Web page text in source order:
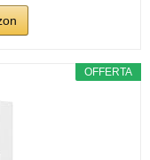
OFFERTA